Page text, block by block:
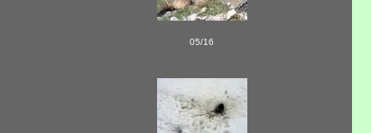
05/16